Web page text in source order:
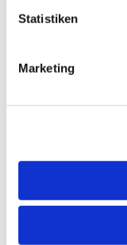
Statistiken
Marketing